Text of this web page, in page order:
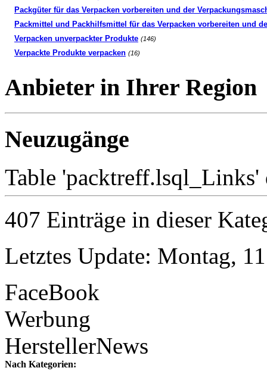
Packgüter für das Verpacken vorbereiten und der
Packmittel und Packhilfsmittel für das Verpacken vorbereiten und
Verpacken unverpackter Produkte (146)
Verpackte Produkte verpacken (16)
Anbieter in Ihrer Region
Neuzugänge
Table 'packtreff.lsql_Links'
407 Einträge in dieser
Letztes Update: Montag,
FaceBook
Werbung
HerstellerNews
Nach Kategorien: